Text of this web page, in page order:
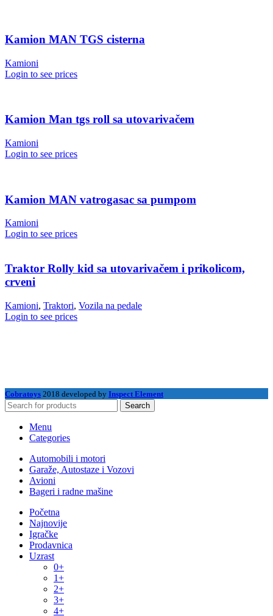
Kamion MAN TGS cisterna
Kamioni
Login to see prices
Kamion Man tgs roll sa utovarivačem
Kamioni
Login to see prices
Kamion MAN vatrogasac sa pumpom
Kamioni
Login to see prices
Traktor Rolly kid sa utovarivačem i prikolicom,
crveni
Kamioni, Traktori, Vozila na pedale
Login to see prices
Cobratoys 2018 developed by Inspect Element
Search
Menu
Categories
Automobili i motori
Garaže, Autostaze i Vozovi
Avioni
Bageri i radne mašine
Početna
Najnovije
Igračke
Prodavnica
Uzrast
0+
1+
2+
3+
4+